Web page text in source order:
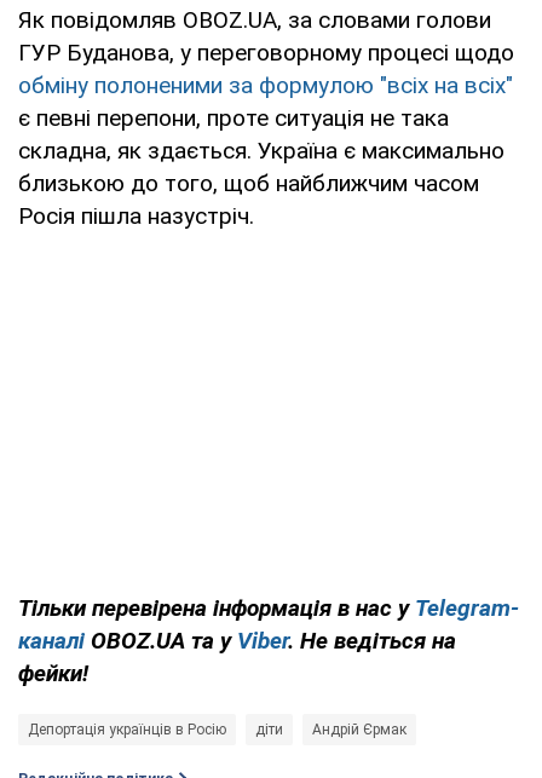
Як повідомляв OBOZ.UA, за словами голови
ГУР Буданова, у переговорному процесі щодо
обміну полоненими за формулою "всіх на всіх"
є певні перепони, проте ситуація не така
складна, як здається. Україна є максимально
близькою до того, щоб найближчим часом
Росія пішла назустріч.
Тільки перевірена інформація в нас у Telegram-
каналі OBOZ.UA та у Viber. Не ведіться на
фейки!
Депортація українців в Росію діти Андрій Єрмак